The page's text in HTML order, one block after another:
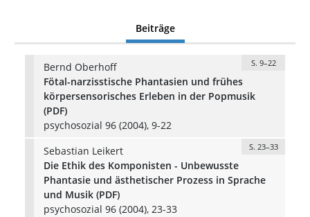
Beiträge
Bernd Oberhoff S. 9–22
Fötal-narzisstische Phantasien und frühes
körpersensorisches Erleben in der Popmusik
(PDF)
psychosozial 96 (2004), 9-22
Sebastian Leikert
S. 23–33
Die Ethik des Komponisten - Unbewusste
Phantasie und ästhetischer Prozess in Sprache
und Musik (PDF)
psychosozial 96 (2004), 23-33